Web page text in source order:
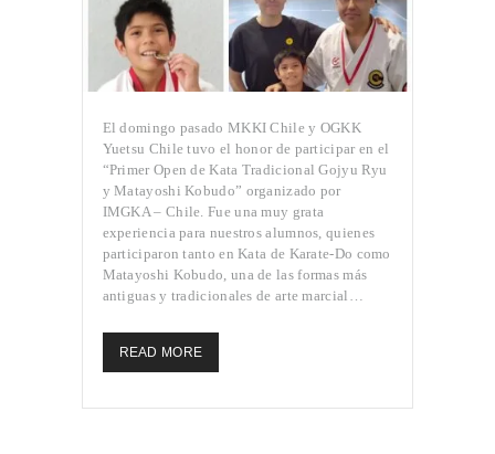
El domingo pasado MKKI Chile y OGKK
Yuetsu Chile tuvo el honor de participar en el
“Primer Open de Kata Tradicional Gojyu Ryu
y Matayoshi Kobudo” organizado por
IMGKA – Chile. Fue una muy grata
experiencia para nuestros alumnos, quienes
participaron tanto en Kata de Karate-Do como
Matayoshi Kobudo, una de las formas más
antiguas y tradicionales de arte marcial…
READ MORE